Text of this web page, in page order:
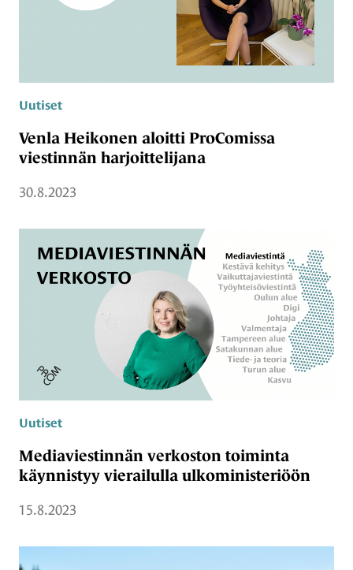
Uutiset
Venla Heikonen aloitti ProComissa
viestinnän harjoittelijana
30.8.2023
Uutiset
Mediaviestinnän verkoston toiminta
käynnistyy vierailulla ulkoministeriöön
15.8.2023